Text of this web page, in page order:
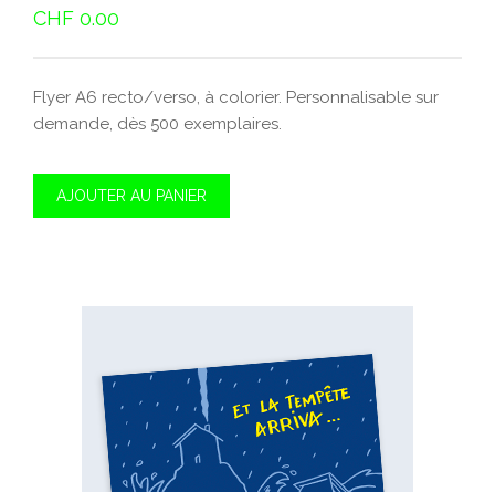
CHF 0.00
Flyer A6 recto/verso, à colorier. Personnalisable sur
demande, dès 500 exemplaires.
AJOUTER AU PANIER